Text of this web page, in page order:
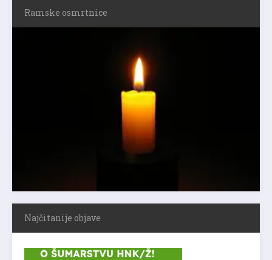
Ramske osmrtnice
Najčitanije objave